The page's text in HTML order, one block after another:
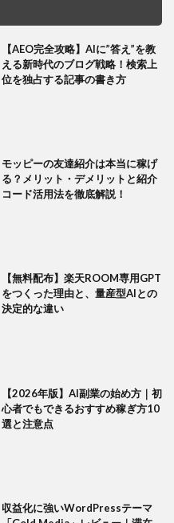
【AEO完全攻略】AIに”答え”を教
える新時代のブログ戦略！検索上
位を独占する記事の書き方
モッピーの友達紹介は本当に稼げ
る？メリット・デメリットと紹介
コード活用法を徹底解説！
【無料配布】楽天ROOM専用GPT
をつくった理由と、量産型AIとの
決定的な違い
【2026年版】AI副業の始め方｜初
心者でもできるおすすめ稼ぎ方10
選と注意点
収益化に強いWordPressテーマ